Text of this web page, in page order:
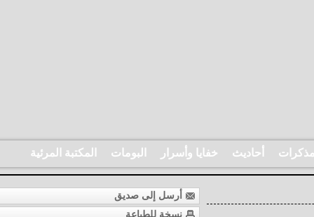
أحاديث خفايا وأسرار البومات المكتبة المرئية
أرسل إلى صديق
نسخة للطباعة